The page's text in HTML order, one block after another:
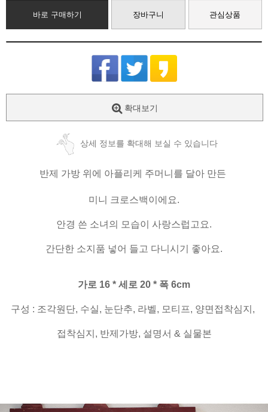
바로 구매하기 장바구니 관심상품
확대보기
상세 정보를 확대해 보실 수 있습니다
반제 가방 위에 아플리케 주머니를 달아 만든
미니 크로스백이에요.
안경 쓴 소녀의 모습이 사랑스럽고요.
간단한 소지품 넣어 들고 다니시기 좋아요.
가로 16 * 세로 20 * 폭 6cm
구성 : 조각원단, 수실, 눈단추, 라벨, 모티프, 양면접착심지,
접착심지, 반제가방, 설명서 & 실물본